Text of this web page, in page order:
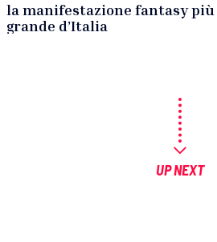
la manifestazione fantasy più
grande d’Italia
UP NEXT